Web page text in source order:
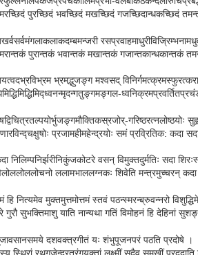
पुरच्छिदं भवच्छिदं मखच्छिदं गजच्छिदान्धकच्छिदं
पुरान्तकं भवान्तकं मखान्तकं गजान्तकान्धकान्तकं
भ्रमद्भुजङ्ग मश्वसद्
गरिष्ठरत्नलोष्ठयोः
प्रजामहीमहेन्द्रयोः समं प्रव्रितिक: कदा
निलिम्पनिर्झरीनिकुंजकोटरे वसन् विमुक्तदुर्मतिः सदा
ललामभाललग्नकः शिवेति मन्त्रमुच्चरन्
हि नित्यमेव मुक्तमुत्तमोत्तमं स्तवं पठन्स्मरन्ब्रुवन्नरो
गुरौ सुभक्तिमाशु याति नान्यथा गतिं विमोहनं हि देहिनां
दशवक्त्रगीतं यः शंभुपूजनपरं पठति प्रदोषे ।
स्थिरां रथगजेन्द्रतुरंगयुक्तां लक्ष्मीं सदैव सुमुखीं